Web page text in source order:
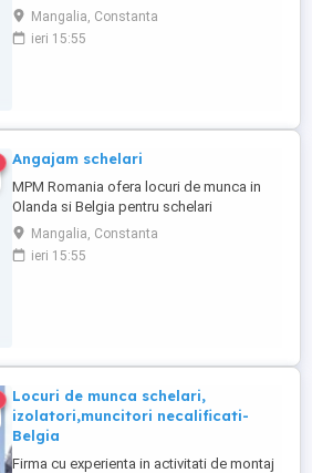
navale ofera spre ocupare posturi de
schelari sau muncitori necalificati cu
posibilitate de calificare la locul de
...
Mangalia, Constanta
ieri 15:55
Angajam schelari
MPM Romania ofera locuri de munca in
Olanda si Belgia pentru schelari
industriali,izolatori,vopsitori. Tarife intre
10-17 /ora,net,in functie de
abilitati,vechime,calificari,certificate. Plata
Mangalia, Constanta
ieri 15:55
Locuri de munca schelari,
izolatori,muncitori necalificati-
Belgia
Firma cu experienta in activitati de montaj